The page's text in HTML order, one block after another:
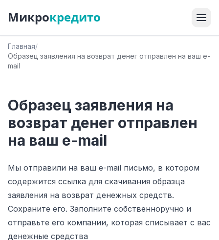
Микрокредито
Главная/
Образец заявления на возврат денег отправлен на ваш e-
mail
Образец заявления на
возврат денег отправлен
на ваш e-mail
Мы отправили на ваш e-mail письмо, в котором
содержится ссылка для скачивания образца
заявления на возврат денежных средств.
Сохраните его. Заполните собственноручно и
отправьте его компании, которая списывает с вас
денежные средства